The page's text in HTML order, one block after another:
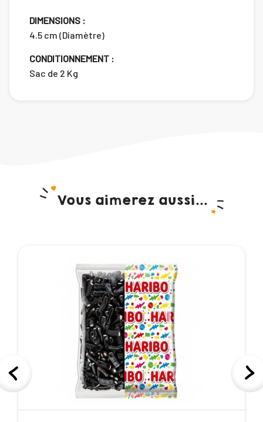
DIMENSIONS :
4.5 cm (Diamètre)
CONDITIONNEMENT :
Sac de 2 Kg
Vous aimerez aussi...